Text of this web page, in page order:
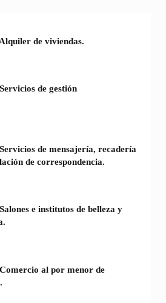
de viviendas.
de gestión
de mensajería, recadería
de correspondencia.
e institutos de belleza y
al por menor de